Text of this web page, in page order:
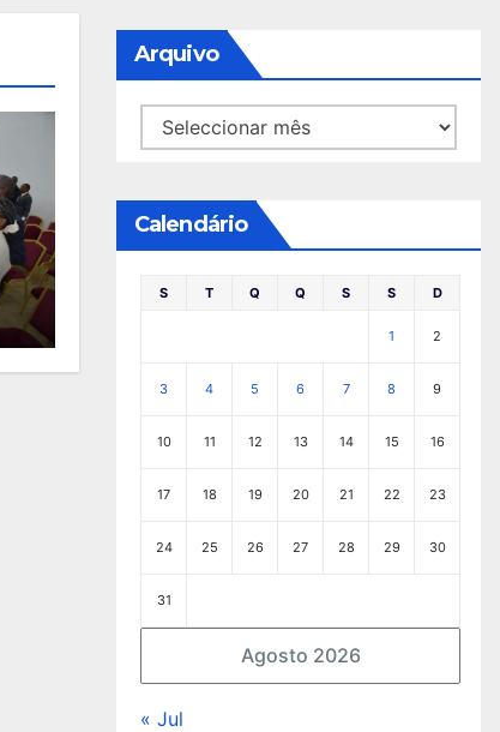
Arquivo
Arquivo
Calendário
Agosto 2026
S T Q Q S S D
1 2
3 4 5 6 7 8 9
10 11 12 13 14 15 16
17 18 19 20 21 22 23
24 25 26 27 28 29 30
31
« Jul